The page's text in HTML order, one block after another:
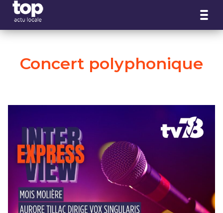
Concert polyphonique
Panneau de gestion des cookies